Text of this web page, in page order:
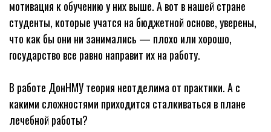
мотивация к обучению у них выше. А вот в нашей стране
студенты, которые учатся на бюджетной основе, уверены,
что как бы они ни занимались — плохо или хорошо,
государство все равно направит их на работу.
В работе ДонНМУ теория неотделима от практики. А с
какими сложностями приходится сталкиваться в плане
лечебной работы?